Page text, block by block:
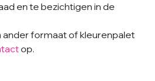
en te bezichtigen in de
ander formaat of kleurenpalet
op.